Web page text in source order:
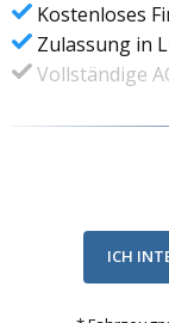
Kostenloses
Zulassung in
Vollständige